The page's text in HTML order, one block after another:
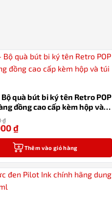
quà bút bi ký tên Retro POP
đồng cao cấp kèm hộp và
₫
₫
Thêm vào giỏ hàng